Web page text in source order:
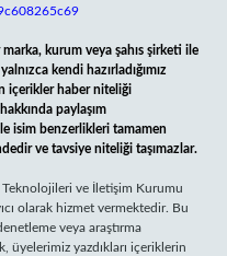
kurum veya şahıs şirketi ile
kendi hazırladığımız
içerikler haber niteliği
paylaşım
isim benzerlikleri tamamen
ve tavsiye niteliği taşımazlar.
Teknolojileri ve İletişim Kurumu
olarak hizmet vermektedir. Bu
veya araştırma
üyelerimiz yazdıkları içeriklerin